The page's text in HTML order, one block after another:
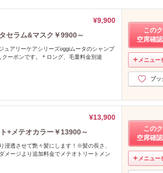
¥9,900
セラム&マスク￥9900～
アリーケアシリーズoggiムータのシャンプ
ーポンです。＊ロング、毛量料金別途
この
空席確
メニュー
ブッ
¥13,900
+メテオカラー￥13900～
浸透させて艶々髪にします！※髪の長さ、
ージより追加料金でメテオトリートメン
この
空席確
メニュー